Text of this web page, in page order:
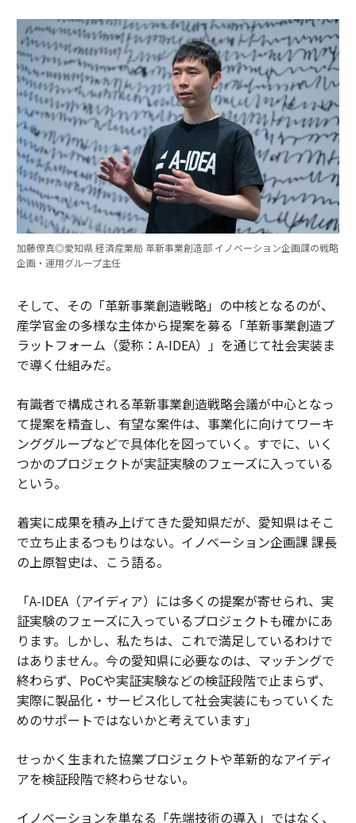
加藤僚真◎愛知県 経済産業局 革新事業創造部 イノベーション企画課の戦略
企画・運用グループ主任
そして、その「革新事業創造戦略」の中核となるのが、
産学官金の多様な主体から提案を募る「革新事業創造プ
ラットフォーム（愛称：A-IDEA）」を通じて社会実装ま
で導く仕組みだ。
有識者で構成される革新事業創造戦略会議が中心となっ
て提案を精査し、有望な案件は、事業化に向けてワーキ
ンググループなどで具体化を図っていく。すでに、いく
つかのプロジェクトが実証実験のフェーズに入っている
という。
着実に成果を積み上げてきた愛知県だが、愛知県はそこ
で立ち止まるつもりはない。イノベーション企画課 課長
の上原智史は、こう語る。
「A-IDEA（アイディア）には多くの提案が寄せられ、実
証実験のフェーズに入っているプロジェクトも確かにあ
ります。しかし、私たちは、これで満足しているわけで
はありません。今の愛知県に必要なのは、マッチングで
終わらず、PoCや実証実験などの検証段階で止まらず、
実際に製品化・サービス化して社会実装にもっていくた
めのサポートではないかと考えています」
せっかく生まれた協業プロジェクトや革新的なアイディ
アを検証段階で終わらせない。
イノベーションを単なる「先端技術の導入」ではなく、